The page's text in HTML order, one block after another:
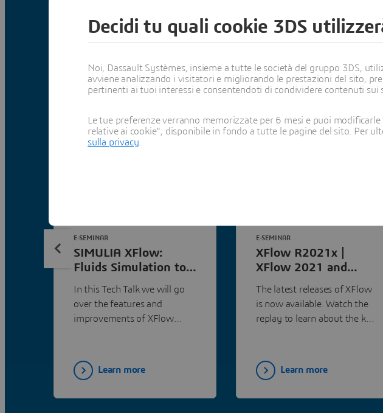
Inizia
Il mondo della simulazione è in continua
SIMULIA XFlow:
Fluids Simulation to
Improve Lubrication
Performance |
Dassault Systèmes
In this Tech Talk we will go
over the features and
improvements of XFlow
main topics: improve the
user experience and extend
E-SEMINAR
Learn more
XFlow R2021x |
XFlow 2021 and
2021x Update |
Dassault Systèmes
The latest releases of XFlow
is now available. Watch the
replay to learn about the key
E-SEMINAR
Learn more
Decidi tu quali cookie 3DS
Noi, Dassault Systèmes, insieme a tutte le società del gruppo 3DS,
avviene analizzando i visitatori e migliorando le prestazioni del sito,
pertinenti ai tuoi interessi e consentendoti di condividere contenuti sui
Le tue preferenze verranno memorizzate per 6 mesi e puoi
relative ai cookie", disponibile in fondo a tutte le pagine del sito. Per
sulla privacy